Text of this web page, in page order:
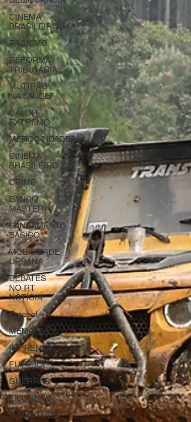
CINEMA
BRASILEIRO
RACISMO
REFORMA
TRIBUTÁRIA
MUTIRÃO
NA SAÚDE
CALOR
EXTREMO
MERCOCIDADES
CINEMA
BRASILEIRO
CRIME
BANCO
MASTER
SANEAMENTO
BÁSICO
MOBILIDADE
URBANA
DEBATES
NO RT
NOTÍCIA
Futebol
MEMÓRIA
IMPRENSA
FUTEBOL
GUERRAS
FILOSOFIA
JUVENTUDE